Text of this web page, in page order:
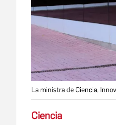
La ministra de Ciencia,
Ciencia